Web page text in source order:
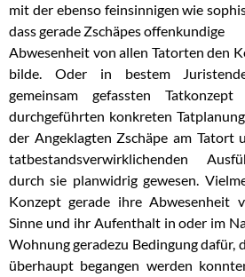
mit der ebenso feinsinnigen wie
dass gerade Zschäpes offenkundige
Abwesenheit von allen Tatorten den
bilde. Oder in bestem
gemeinsam gefassten
durchgeführten konkreten
der Angeklagten Zschäpe am Tatort
tatbestandsverwirklichenden
durchsie planwidrig gewesen.
Konzept gerade ihre Abwesenheit
Sinne und ihr Aufenthalt in oder im
Wohnunggeradezu Bedingung dafür,
überhaupt begangen werden